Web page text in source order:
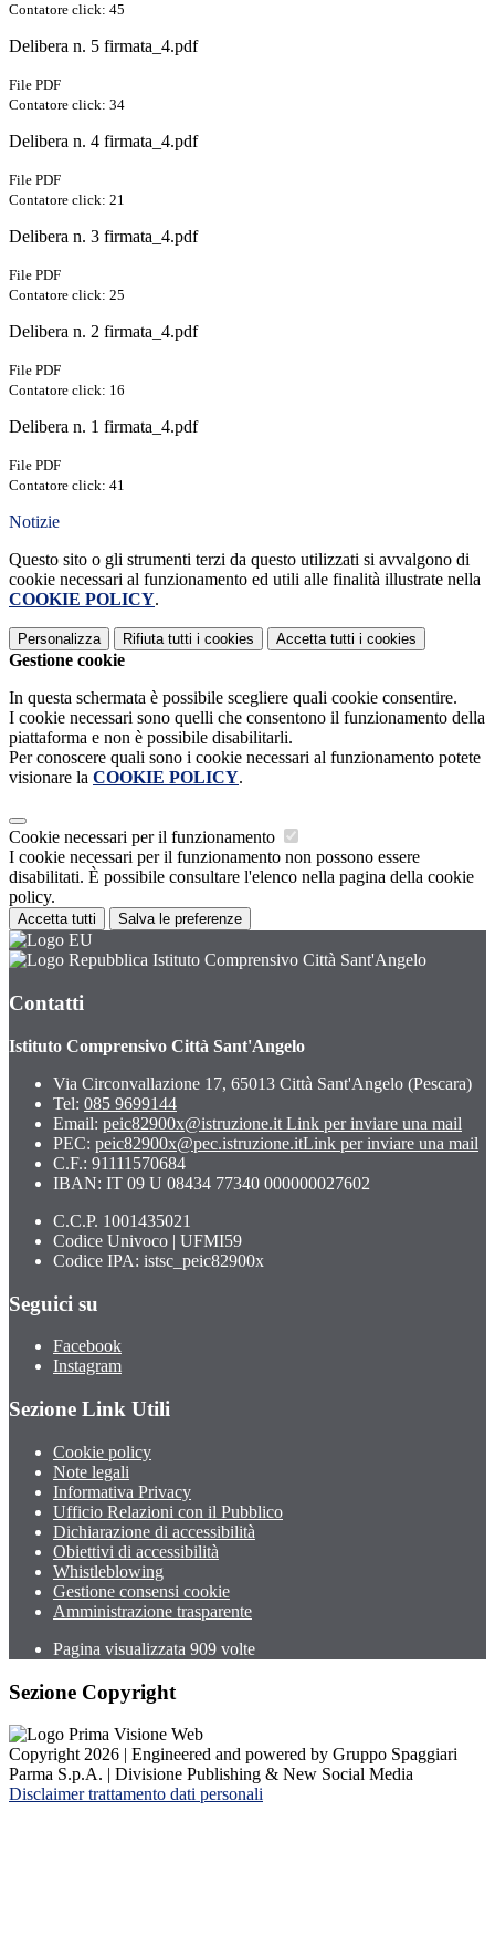
Contatore click: 45
Delibera n. 5 firmata_4.pdf
File PDF
Contatore click: 34
Delibera n. 4 firmata_4.pdf
File PDF
Contatore click: 21
Delibera n. 3 firmata_4.pdf
File PDF
Contatore click: 25
Delibera n. 2 firmata_4.pdf
File PDF
Contatore click: 16
Delibera n. 1 firmata_4.pdf
File PDF
Contatore click: 41
Notizie
Questo sito o gli strumenti terzi da questo utilizzati si avvalgono di
cookie necessari al funzionamento ed utili alle finalità illustrate nella
COOKIE POLICY.
Personalizza Rifiuta tutti i cookies Accetta tutti i cookies
Gestione cookie
In questa schermata è possibile scegliere quali cookie consentire.
I cookie necessari sono quelli che consentono il funzionamento della
piattaforma e non è possibile disabilitarli.
Per conoscere quali sono i cookie necessari al funzionamento potete
visionare la COOKIE POLICY.
Cookie necessari per il funzionamento
I cookie necessari per il funzionamento non possono essere
disabilitati. È possibile consultare l'elenco nella pagina della cookie
policy.
Accetta tutti Salva le preferenze
Istituto Comprensivo Città Sant'Angelo
Contatti
Istituto Comprensivo Città Sant'Angelo
Via Circonvallazione 17, 65013 Città Sant'Angelo (Pescara)
Tel: 085 9699144
Email: peic82900x@istruzione.it Link per inviare una mail
PEC: peic82900x@pec.istruzione.itLink per inviare una mail
C.F.: 91111570684
IBAN: IT 09 U 08434 77340 000000027602
C.C.P. 1001435021
Codice Univoco | UFMI59
Codice IPA: istsc_peic82900x
Seguici su
Facebook
Instagram
Sezione Link Utili
Cookie policy
Note legali
Informativa Privacy
Ufficio Relazioni con il Pubblico
Dichiarazione di accessibilità
Obiettivi di accessibilità
Whistleblowing
Gestione consensi cookie
Amministrazione trasparente
Pagina visualizzata 909 volte
Sezione Copyright
Copyright 2026 | Engineered and powered by Gruppo Spaggiari
Parma S.p.A. | Divisione Publishing & New Social Media
Disclaimer trattamento dati personali